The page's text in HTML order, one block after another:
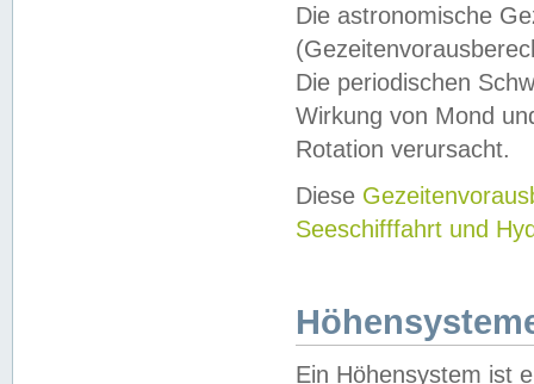
Die astronomische
Die periodischen
Wirkung von Mond
Rotation verursacht.
Diese
Seeschifffahrt und
Ein Höhensystem ist